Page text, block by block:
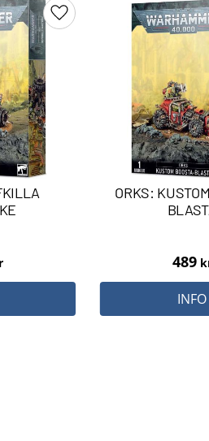
Lägg till i favoriter
ORKS:
489
INFO